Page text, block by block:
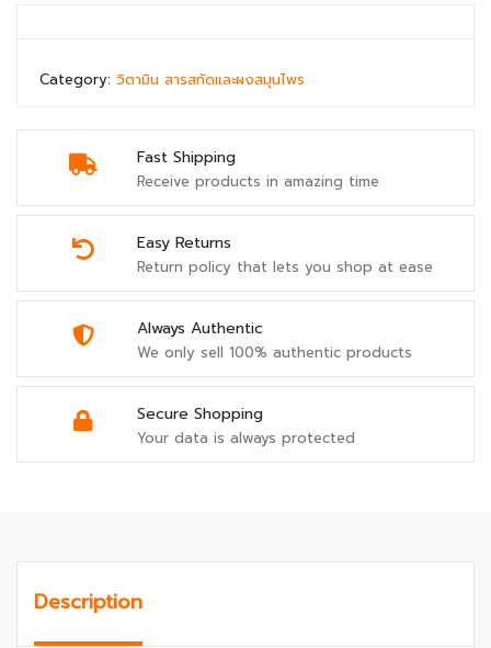
Fast Shipping
Receive products in amazing time
Easy Returns
Return policy that lets you shop at ease
Always Authentic
We only sell 100% authentic products
Secure Shopping
Your data is always protected
Category: วิตามิน สารสกัดและผงสมุนไพร
Description